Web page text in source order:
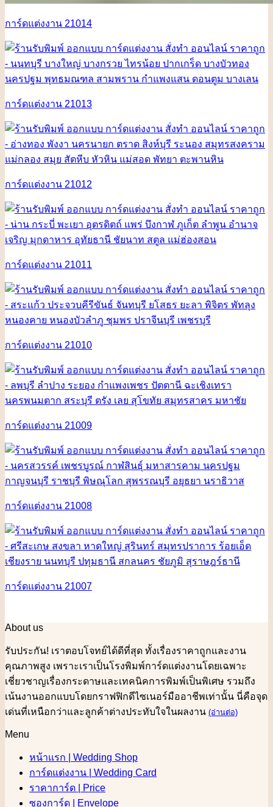
การ์ดแต่งงาน 21014
การ์ดแต่งงาน 21013
การ์ดแต่งงาน 21012
การ์ดแต่งงาน 21011
การ์ดแต่งงาน 21010
การ์ดแต่งงาน 21009
การ์ดแต่งงาน 21008
การ์ดแต่งงาน 21007
About us
รับประกัน! เราตอบโจทย์ได้ดีที่สุด ทั้งเรื่องราคาถูกและงาน
คุณภาพสูง เพราะเราเป็นโรงพิมพ์การ์ดแต่งงานโดยเฉพาะ
เชี่ยวชาญเรื่องกระดาษและเทคนิคการพิมพ์เป็นพิเศษ รวมถึง
เน้นงานออกแบบโดยกราฟฟิกดีไซเนอร์มืออาชีพเท่านั้น นี่คือจุด
เด่นที่เหนือกว่าและลูกค้าต่างประทับใจในผลงาน (อ่านต่อ)
Menu
หน้าแรก | Wedding Shop
การ์ดแต่งงาน | Wedding Card
ราคาการ์ด | Price
ซองการ์ด | Envelope